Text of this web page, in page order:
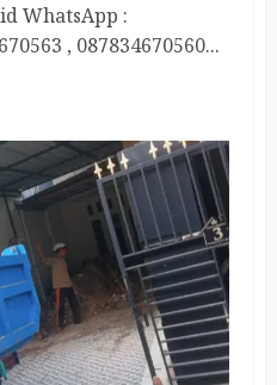
WhatsApp :
, 087834670560...